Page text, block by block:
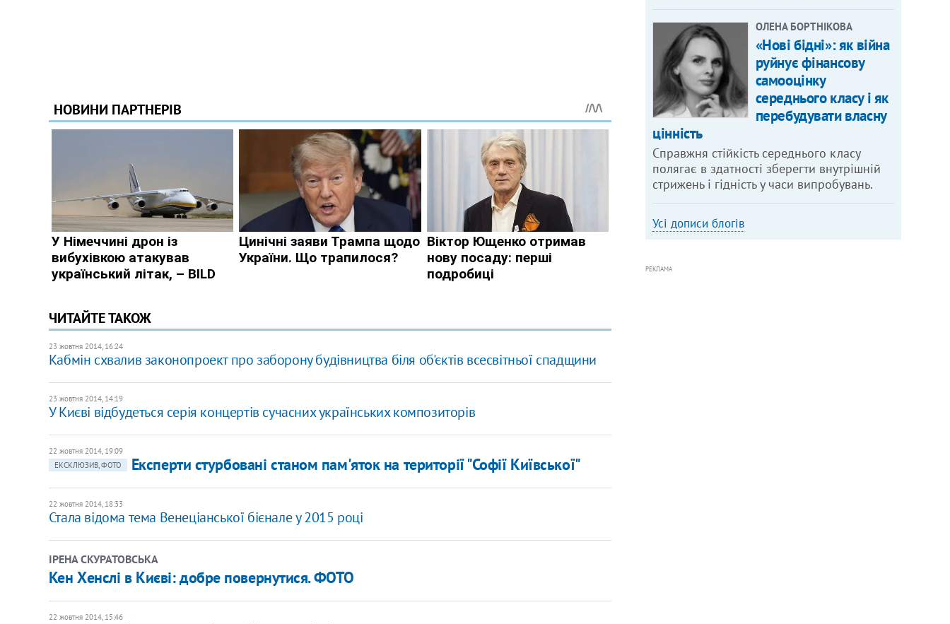
ЧИТАЙТЕ ТАКОЖ
23 жовтня 2014, 16:24
Кабмін схвалив законопроект про заборону будівництва біля об'єктів всесвітньої спадщини
23 жовтня 2014, 14:19
У Києві відбудеться серія концертів сучасних українських композиторів
22 жовтня 2014, 19:09
ЕКСКЛЮЗИВ, ФОТО
Експерти стурбовані станом пам'яток на території "Софії Київської"
22 жовтня 2014, 18:33
Стала відома тема Венеціанської бієнале у 2015 році
ІРЕНА СКУРАТОВСЬКА
Кен Хенслі в Києві: добре повернутися. ФОТО
22 жовтня 2014, 15:46
ОЛЕНА БОРТНІКОВА
«Нові бідні»: як війна
руйнує фінансову
самооцінку
середнього класу і як
перебудувати власну
цінність
Справжня стійкість середнього класу
полягає в здатності зберегти внутрішній
стрижень і гідність у часи випробувань.
Усі дописи блогів
РЕКЛАМА